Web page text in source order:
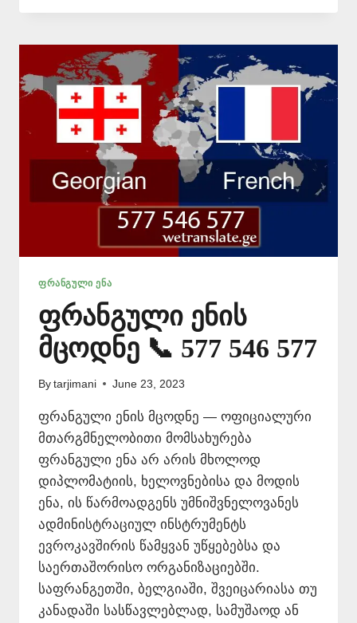
ЯЗЫКА
(+995)
577
546
577
ᲤᲠᲐᲜᲒᲣᲚᲘ ᲔᲜᲐ
ფრანგული ენის
მცოდნე 📞 577 546 577
By tarjimani June 23, 2023
ფრანგული ენის მცოდნე — ოფიციალური
მთარგმნელობითი მომსახურება
ფრანგული ენა არ არის მხოლოდ
დიპლომატიის, ხელოვნებისა და მოდის
ენა, ის წარმოადგენს უმნიშვნელოვანეს
ადმინისტრაციულ ინსტრუმენტს
ევროკავშირის წამყვან უწყებებსა და
საერთაშორისო ორგანიზაციებში.
საფრანგეთში, ბელგიაში, შვეიცარიასა თუ
კანადაში სასწავლებლად, სამუშაოდ ან